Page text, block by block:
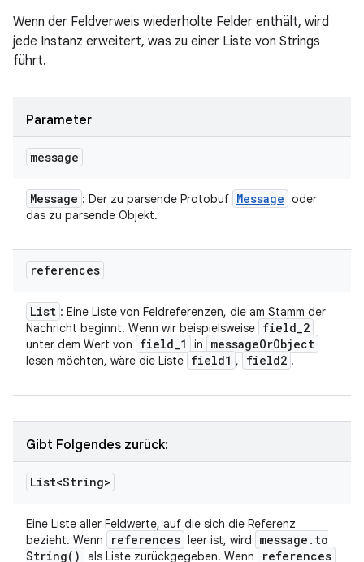
Wenn der Feldverweis wiederholte Felder enthält, wird
jede Instanz erweitert, was zu einer Liste von Strings
führt.
Parameter
message
Message : Der zu parsende Protobuf Message oder
das zu parsende Objekt.
references
List : Eine Liste von Feldreferenzen, die am Stamm der
Nachricht beginnt. Wenn wir beispielsweise field_2
unter dem Wert von field_1 in messageOrObject
lesen möchten, wäre die Liste field1 , field2 .
Gibt Folgendes zurück:
List<String>
Eine Liste aller Feldwerte, auf die sich die Referenz
bezieht. Wenn
references leer ist, wird message . to
String( ) als Liste zurückgegeben. Wenn references